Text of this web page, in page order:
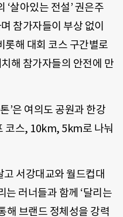
‘살아있는 전설’ 권은주
참가자들이 부상 없이
롯해 대회 코스 구간별로
해 참가자들의 안전에 만
’은 여의도 공원과 한강
코스, 10km, 5km로 나눠
서강대교와 월드컵대
는 러너들과 함께 ‘달리는
해 브랜드 정체성을 강력